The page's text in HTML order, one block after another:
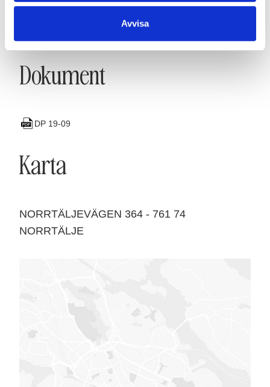
Avvisa
Dokument
DP 19-09
Karta
NORRTÄLJEVÄGEN 364 - 761 74
NORRTÄLJE